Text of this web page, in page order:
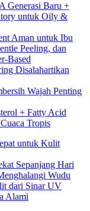
Generasi Baru +
untuk Oily &
Aman untuk Ibu
Peeling, dan
Based
Disalahartikan
Wajah Penting
+ Fatty Acid
Tropis
untuk Kulit
Sepanjang Hari
Wudu
dari Sinar UV
Alami